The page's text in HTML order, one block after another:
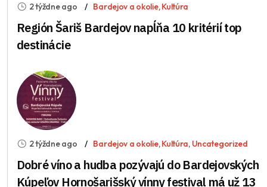
2 týždne ago Bardejov a okolie,Kultúra
Región Šariš Bardejov napĺňa 10 kritérií top
destinácie
2 týždne ago Bardejov a okolie,Kultúra, Uncategorized
Dobré víno a hudba pozývajú do Bardejovských
Kúpeľov Hornošarišský vínny festival má už 13